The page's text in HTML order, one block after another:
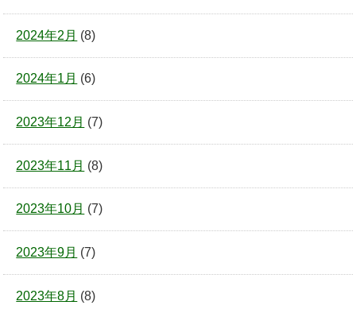
2024年2月 (8)
2024年1月 (6)
2023年12月 (7)
2023年11月 (8)
2023年10月 (7)
2023年9月 (7)
2023年8月 (8)